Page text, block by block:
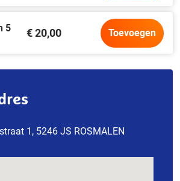
5 € 20,00 Toevoegen
1, 5246 JS ROSMALEN